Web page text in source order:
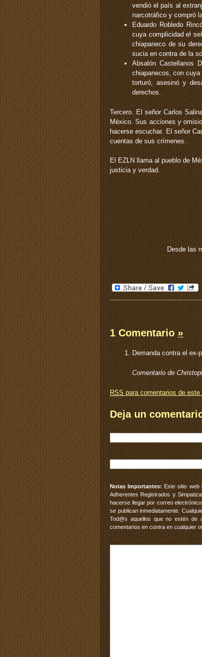
vendió el país al
narcotráfico y compró
Eduardo Robledo
cuya complicidad el
chiapaneco de su
sucia en contra de la
Absalón Castellanos
chiapanecos, con cuya
torturó, asesinó y
derechos.
Tercero. El señor Carlos
México. Sus acciones y
hacerse escuchar. El señor
cuentas de sus crímenes.
El EZLN llama al pueblo de
justicia y verdad.
Desde las
1 Comentario »
Demanda contra el
Comentario de
RSS para comentarios de este
Deja un
Notas Importantes: Este sitio web
Adherentes Registrados y
hacerse llegar por correo
se publican inmediatamente.
Tod@s aquellos que no estén de
comentarios en contra en cualquier